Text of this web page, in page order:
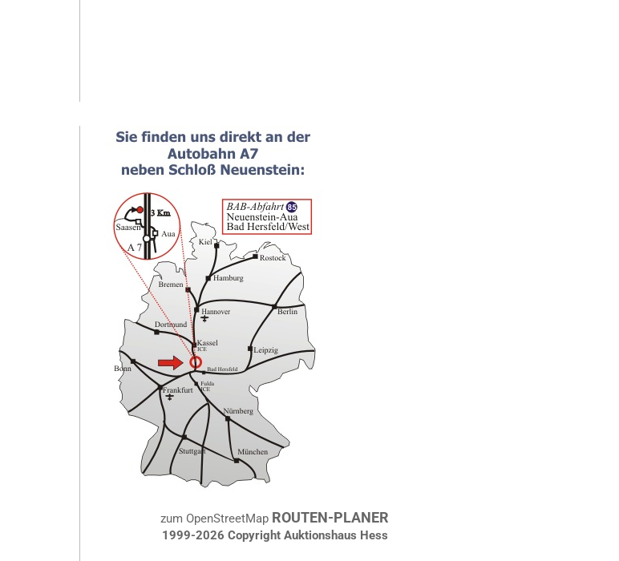
zum OpenStreetMap ROUTEN-PLANER
1999-2026 Copyright Auktionshaus Hess